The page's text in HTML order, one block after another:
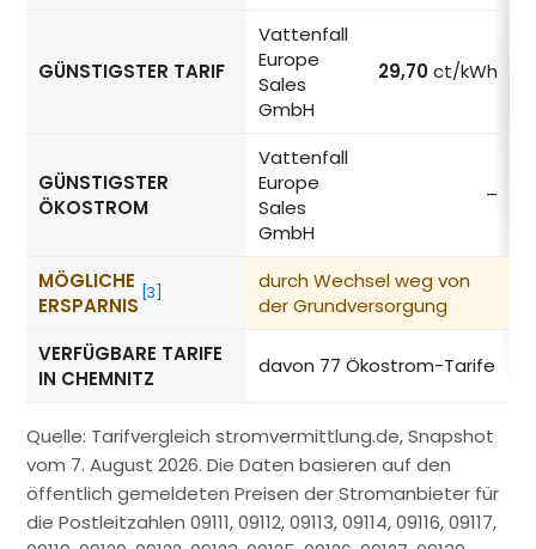
GÜNSTIGSTER TARIF
Vattenfall
Europe
Sales
GmbH
29,70ct/kWh
GÜNSTIGSTER
ÖKOSTROM
Vattenfall
Europe
Sales
GmbH
–
MÖGLICHE
ERSPARNIS
[3]
durch Wechsel weg von
der Grundversorgung
VERFÜGBARE TARIFE
IN CHEMNITZ
davon 77 Ökostrom-Tarife
Quelle: Tarifvergleich stromvermittlung.de, Snapshot
vom 7. August 2026. Die Daten basieren auf den
öffentlich gemeldeten Preisen der Stromanbieter für
die Postleitzahlen 09111, 09112, 09113, 09114, 09116, 09117,